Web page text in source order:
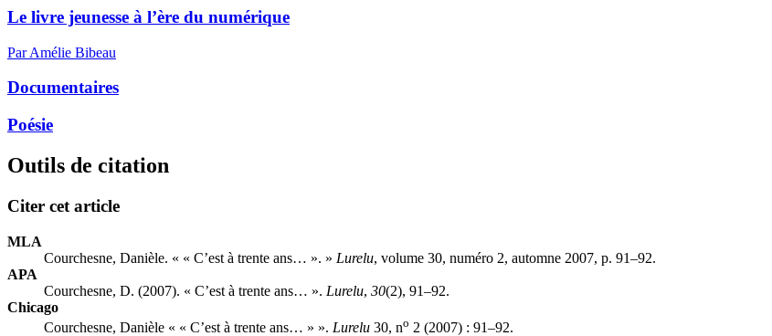
Le livre jeunesse à l’ère du numérique
Par Amélie Bibeau
Documentaires
Poésie
Outils de citation
Citer cet article
MLA
Courchesne, Danièle. « « C’est à trente ans… ». » Lurelu, volume 30, numéro 2, automne 2007, p. 91–92.
APA
Courchesne, D. (2007). « C’est à trente ans… ». Lurelu, 30(2), 91–92.
Chicago
Courchesne, Danièle « « C’est à trente ans… » ». Lurelu 30, no 2 (2007) : 91–92.